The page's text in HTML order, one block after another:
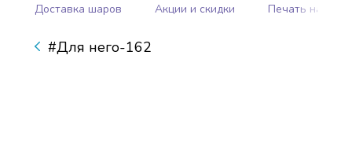
Доставка шаров Акции и скидки Печать на
#Для него-162